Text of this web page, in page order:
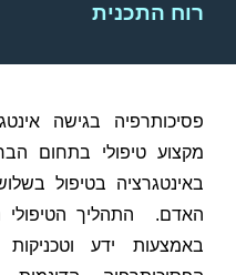
רוח התכנית
פסיכותרפיה בגישה
מקצוע טיפולי בתחום
באינטגרציה בטיפול
האדם. התהליך הטיפולי
באמצעות ידע